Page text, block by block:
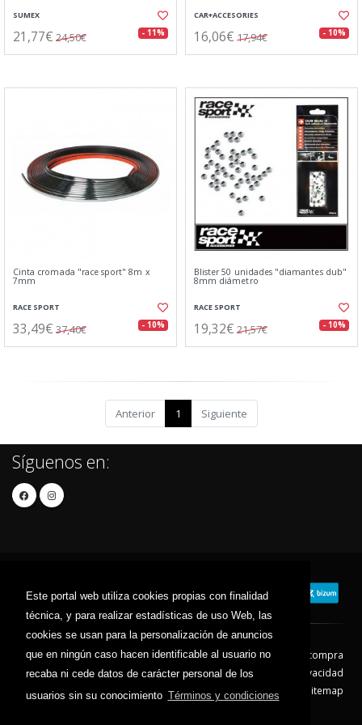
Este portal web utiliza cookies propias con finalidad
técnica, y para realizar estadísticas de uso Web, las
cookies se usan para la personalización de anuncios
que en ningún caso hacen identificable al usuario no
recaba ni cede datos de carácter personal de los
usuarios sin su conocimiento Términos y condiciones
SUMEX
21,77€ 24,50€ - 11%
CAR+ACCESORIES
16,06€ 17,94€ - 10%
Cinta cromada "race sport" 8m x
7mm
RACE SPORT
33,49€ 37,40€ - 10%
Blister 50 unidades "diamantes dub"
8mm diámetro
RACE SPORT
19,32€ 21,57€ - 10%
Anterior 1 Siguiente
Síguenos en:
Contacto Aviso Legal
Condiciones de compra
Política de envíos
Política de devolución
Política de Privacidad
Política de Cookies
Sitemap